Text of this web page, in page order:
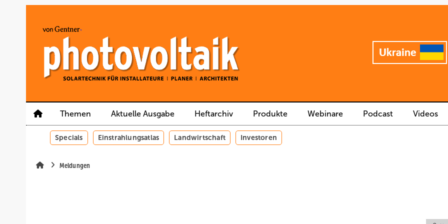
Themen Aktuelle Ausgabe Heftarchiv Produkte Webinare Podcast Videos
Specials Einstrahlungsatlas Landwirtschaft Investoren
Meldungen